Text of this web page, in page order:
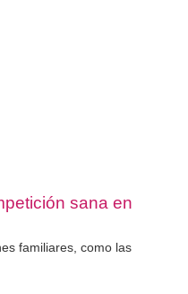
sana en
familiares, como las